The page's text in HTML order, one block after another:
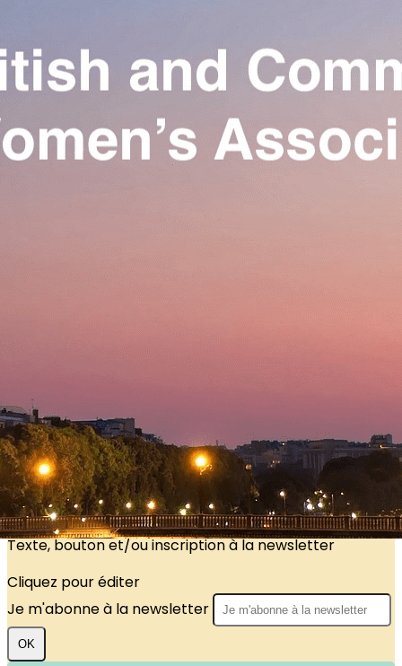
Exporter uniquement les colonnes affichées
Ajoutez un logo, un bouton, des réseaux sociaux
Our Association
Activities
Join us
?>
Images de la page d'accueil
Cliquez pour éditer
Texte, bouton et/ou inscription à la newsletter
Cliquez pour éditer
Je m'abonne à la newsletter
OK